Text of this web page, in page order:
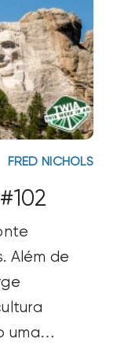
FRED NICHOLS
Além de
uma